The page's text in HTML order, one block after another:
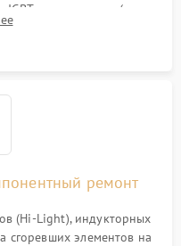
транзисторов (для
контроля (для газовых
ремонт
(Hi-Light), индукторных
сгоревших элементов на